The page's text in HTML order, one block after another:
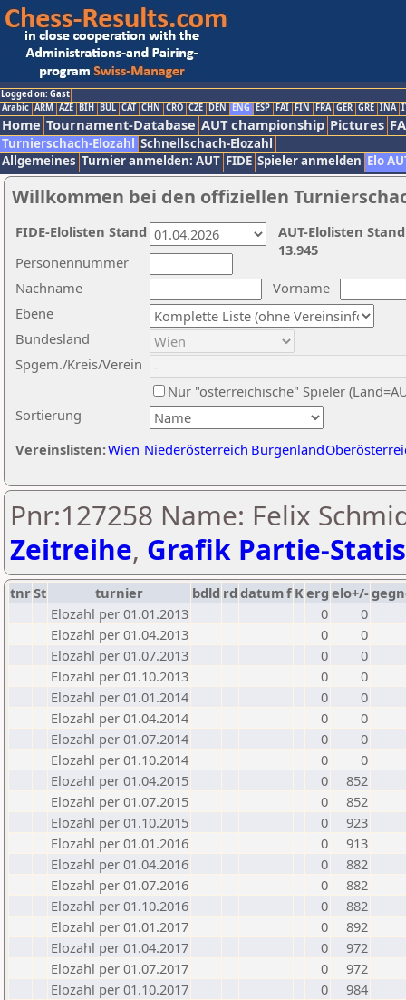
Logged on: Gast
Arabic ARM AZE BIH BUL CAT CHN CRO CZE DEN ENG ESP FAI FIN FRA GER GRE INA
Home Tournament-Database AUT championship Pictures
Turnierschach-Elozahl Schnellschach-Elozahl
Allgemeines Turnier anmelden: AUT FIDE Spieler anmelden Elo
Willkommen bei den offiziellen
Nachname
Vorname
Ebene
Sortierung
Personennummer
Bundesland
Spgem./Kreis/Verein
Nur "österreichische" Spieler
Vereinslisten:Wien Niederösterreich Burgenland
AUT-Elolisten
13.945
FIDE-Elolisten Stand
Pnr:127258 Name: Felix
Zeitreihe, Grafik Partie-
tnrSt turnier bdld rd datumf Kerg elo+/-
Elozahl per 01.01.2013
0
0
Elozahl per 01.04.2013
0
0
Elozahl per 01.07.2013
0
0
Elozahl per 01.10.2013
0
0
Elozahl per 01.01.2014
0
0
Elozahl per 01.04.2014
0
0
Elozahl per 01.07.2014
0
0
Elozahl per 01.10.2014
0
0
Elozahl per 01.04.2015
0
852
Elozahl per 01.07.2015
0
852
Elozahl per 01.10.2015
0
923
Elozahl per 01.01.2016
0
913
Elozahl per 01.04.2016
0
882
Elozahl per 01.07.2016
0
882
Elozahl per 01.10.2016
0
882
Elozahl per 01.01.2017
0
892
Elozahl per 01.04.2017
0
972
Elozahl per 01.07.2017
0
972
Elozahl per 01.10.2017
0
984